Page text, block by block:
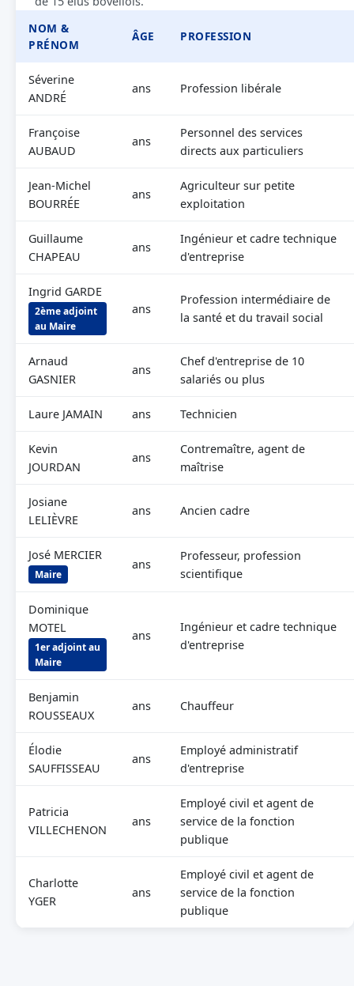
NOM &
PRÉNOM
ÂGE PROFESSION
Séverine
ANDRÉ
ans Profession libérale
Françoise
AUBAUD
ans
Personnel des services
directs aux particuliers
Jean-Michel
BOURRÉE
ans
Agriculteur sur petite
exploitation
Guillaume
CHAPEAU
ans
Ingénieur et cadre technique
d'entreprise
Ingrid GARDE
2ème adjoint
au Maire
ans
Profession intermédiaire de
la santé et du travail social
Arnaud
GASNIER
ans
Chef d'entreprise de 10
salariés ou plus
Laure JAMAIN ans Technicien
Kevin
JOURDAN
ans
Contremaître, agent de
maîtrise
Josiane
LELIÈVRE
ans Ancien cadre
José MERCIER
Maire
ans
Professeur, profession
scientifique
Dominique
MOTEL
1er adjoint au
Maire
ans
Ingénieur et cadre technique
d'entreprise
Benjamin
ROUSSEAUX
ans Chauffeur
Élodie
SAUFFISSEAU
ans
Employé administratif
d'entreprise
Patricia
VILLECHENON
ans
Employé civil et agent de
service de la fonction
publique
Charlotte
YGER
ans
Employé civil et agent de
service de la fonction
publique